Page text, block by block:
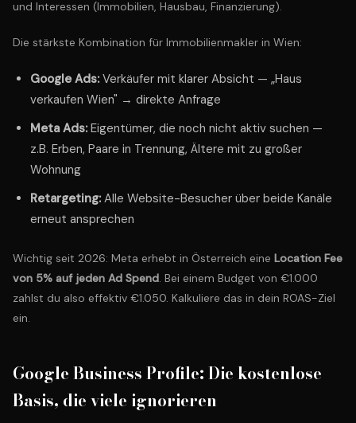
und Interessen (Immobilien, Hausbau, Finanzierung).
Die stärkste Kombination für Immobilienmakler in Wien:
Google Ads: Verkäufer mit klarer Absicht — „Haus
verkaufen Wien" → direkte Anfrage
Meta Ads: Eigentümer, die noch nicht aktiv suchen —
z.B. Erben, Paare in Trennung, Ältere mit zu großer
Wohnung
Retargeting: Alle Website-Besucher über beide Kanäle
erneut ansprechen
Wichtig seit 2026: Meta erhebt in Österreich eine Location Fee
von 5% auf jeden Ad Spend. Bei einem Budget von €1.000
zahlst du also effektiv €1.050. Kalkuliere das in dein ROAS-Ziel
ein.
Google Business Profile: Die kostenlose
Basis, die viele ignorieren